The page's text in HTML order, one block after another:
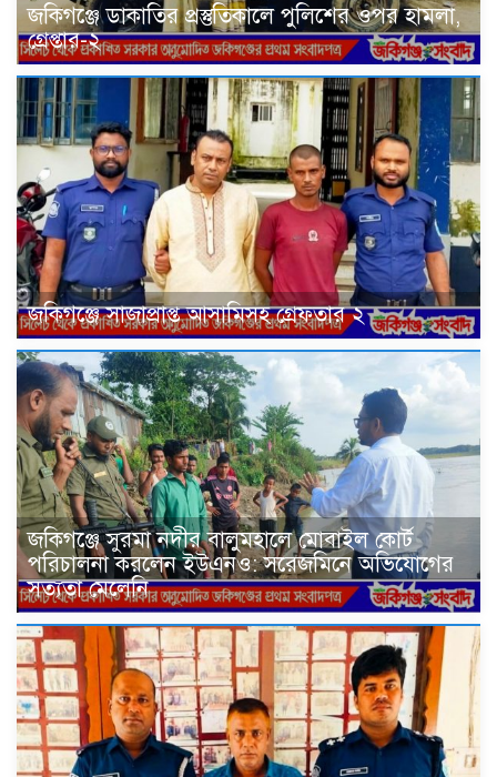
জকিগঞ্জে ডাকাতির প্রস্তুতিকালে পুলিশের ওপর হামলা,
গ্রেপ্তার-২
জকিগঞ্জে সাজাপ্রাপ্ত আসামিসহ গ্রেফতার ২
জকিগঞ্জে সুরমা নদীর বালুমহালে মোবাইল কোর্ট
পরিচালনা করলেন ইউএনও: সরেজমিনে অভিযোগের
সত্যতা মেলেনি